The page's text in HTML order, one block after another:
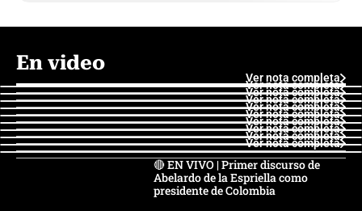
En video
Ver nota completa
Ver nota completa
Ver nota completa
Ver nota completa
Ver nota completa
Ver nota completa
Ver nota completa
Ver nota completa
Ver nota completa
Ver nota completa
🔴 EN VIVO | Primer discurso de
Abelardo de la Espriella como
presidente de Colombia